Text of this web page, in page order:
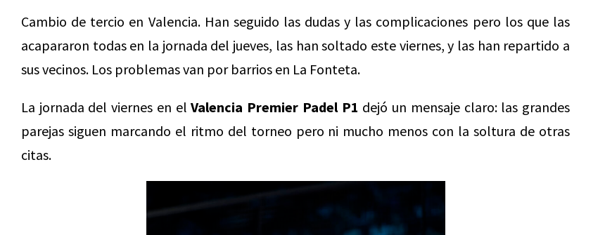
Cambio de tercio en Valencia. Han seguido las dudas y las complicaciones pero los que las
acapararon todas en la jornada del jueves, las han soltado este viernes, y las han repartido a
sus vecinos. Los problemas van por barrios en La Fonteta.
La jornada del viernes en elValencia Premier Padel P1 dejó un mensaje claro: las grandes
parejas siguen marcando el ritmo del torneo pero ni mucho menos con la soltura de otras
citas.